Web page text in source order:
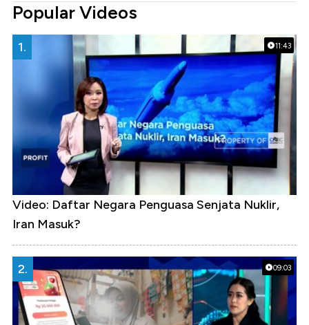
Popular Videos
11:43
1.
Video: Daftar Negara Penguasa Senjata Nuklir,
Iran Masuk?
09:03
2.